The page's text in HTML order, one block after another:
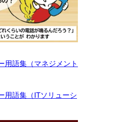
用語集（マネジメント
用語集（ITソリューシ